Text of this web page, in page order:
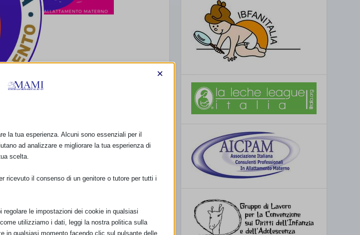
E SFONDO
×
la tua esperienza. Alcuni sono essenziali per il
ad analizzare e migliorare la tua esperienza di
scelta.
ricevuto il consenso di un genitore o tutore per tutti i
le impostazioni dei cookie in qualsiasi
utilizziamo i dati, leggi la nostra politica sulla
in qualsiasi momento facendo clic sul pulsante delle